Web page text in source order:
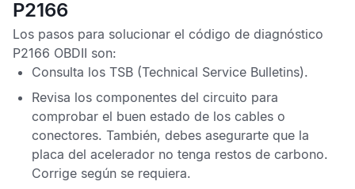
P2166
Los pasos para solucionar el código de diagnóstico
P2166 OBDII son:
Consulta los TSB (Technical Service Bulletins).
Revisa los componentes del circuito para
comprobar el buen estado de los cables o
conectores. También, debes asegurarte que la
placa del acelerador no tenga restos de carbono.
Corrige según se requiera.